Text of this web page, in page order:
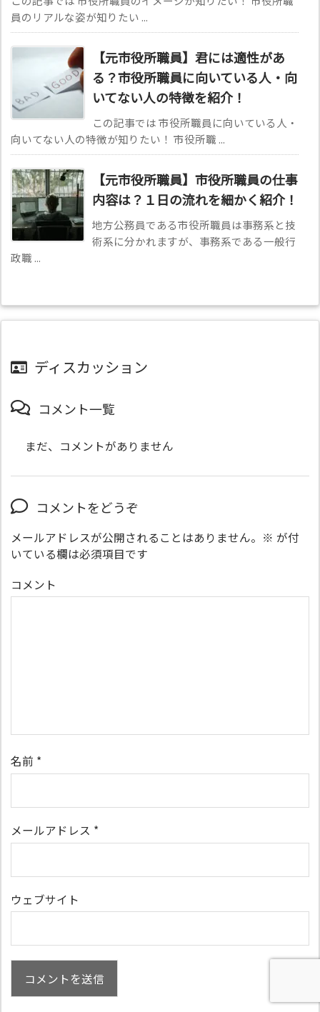
員のリアルな姿が知りたい ...
【元市役所職員】君には適性があ
る？市役所職員に向いている人・向
いてない人の特徴を紹介！
この記事では 市役所職員に向いている人・
向いてない人の特徴が知りたい！ 市役所職 ...
【元市役所職員】市役所職員の仕事
内容は？１日の流れを細かく紹介！
地方公務員である市役所職員は事務系と技
術系に分かれますが、事務系である一般行
政職 ...
ディスカッション
コメント一覧
まだ、コメントがありません
コメントをどうぞ
メールアドレスが公開されることはありません。 ※ が付
いている欄は必須項目です
コメント
名前 *
メールアドレス *
ウェブサイト